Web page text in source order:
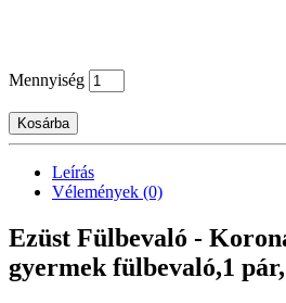
Mennyiség
Kosárba
Leírás
Vélemények (0)
Ezüst Fülbevaló -
gyermek fülbevaló,1